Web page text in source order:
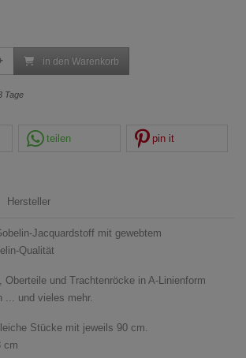
in den Warenkorb
Tage
teilen pin it
Hersteller
Jacquardstoff mit gewebtem
Qualität
Oberteile und Trachtenröcke in A-Linienform
... und vieles mehr.
Stücke mit jeweils 90 cm.
cm